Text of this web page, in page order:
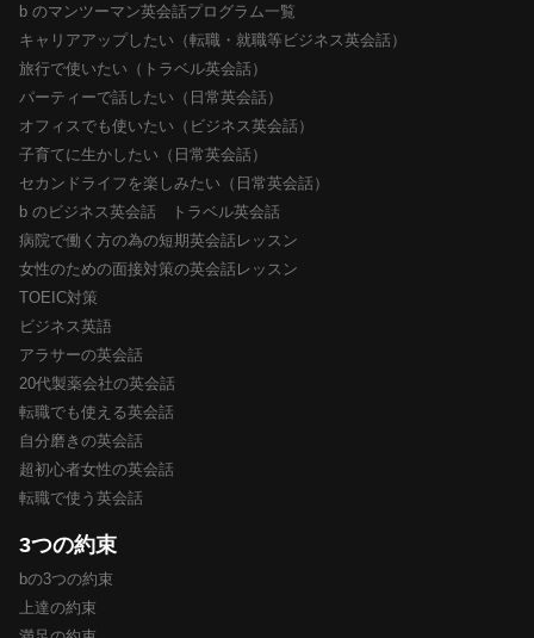
b のマンツーマン英会話プログラム一覧
キャリアアップしたい（転職・就職等ビジネス英会話）
旅行で使いたい（トラベル英会話）
パーティーで話したい（日常英会話）
オフィスでも使いたい（ビジネス英会話）
子育てに生かしたい（日常英会話）
セカンドライフを楽しみたい（日常英会話）
b のビジネス英会話 トラベル英会話
病院で働く方の為の短期英会話レッスン
女性のための面接対策の英会話レッスン
TOEIC対策
ビジネス英語
アラサーの英会話
20代製薬会社の英会話
転職でも使える英会話
自分磨きの英会話
超初心者女性の英会話
転職で使う英会話
3つの約束
bの3つの約束
上達の約束